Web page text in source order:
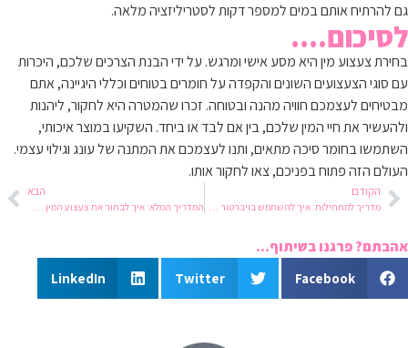
גם להרתיח אותם במים למספר דקות לסטריליזציה מלאה.
לסיכום....
בחירת צעצוע מין היא מסע אישי ומרגש. על ידי הבנת הצרכים שלכם, היכרות
עם סוגי הצעצועים השונים והקפדה על חומרים בטוחים וכללי היגיינה, אתם
מבטיחים לעצמכם חוויה מהנה ובטוחה. זכרו שהמטרה היא לחקור, ליהנות
ולהעשיר את חיי המין שלכם, בין אם לבד או ביחד. השקיעו במוצר איכותי,
השתמשו בחומר סיכה מתאים, ותנו לעצמכם את המתנה של עונג וגילוי עצמי.
העולם הזה פתוח בפניכם, צאו לחקור אותו.
הקודם
מדריך למתחילות: איך להשתמש בויברטור בפעם הראשונה?
הבא
המדריך המלא: איך לבחור את צעצוע המין הראשון שלכם?
אהבתם? פרגנו בשיתוף...
Facebook
Twitter
LinkedIn